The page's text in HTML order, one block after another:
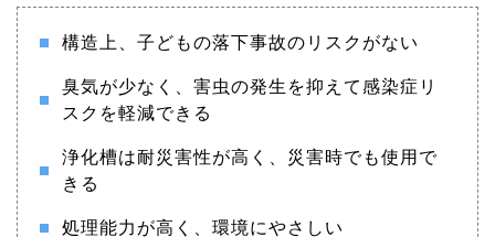
構造上、子どもの落下事故のリスクがない
臭気が少なく、害虫の発生を抑えて感染症リ
スクを軽減できる
浄化槽は耐災害性が高く、災害時でも使用で
きる
処理能力が高く、環境にやさしい